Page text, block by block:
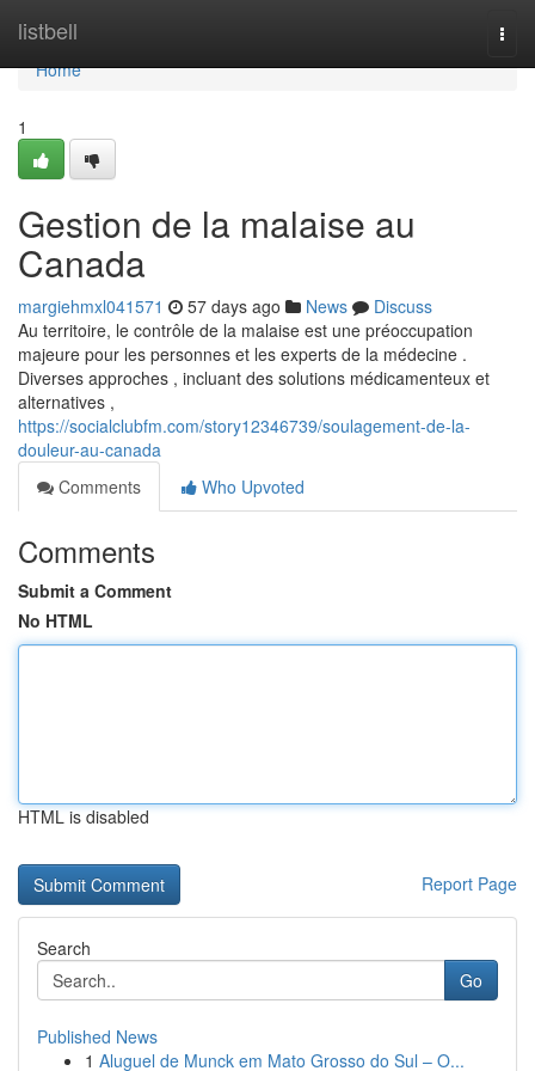
listbell
Home
Home
1
Gestion de la malaise au
Canada
margiehmxl041571 57 days ago News
Discuss
Au territoire, le contrôle de la malaise est une préoccupation
majeure pour les personnes et les experts de la médecine .
Diverses approches , incluant des solutions médicamenteux et
alternatives ,
https://socialclubfm.com/story12346739/soulagement-de-la-
douleur-au-canada
Comments
Who Upvoted
Comments
Submit a Comment
No HTML
HTML is disabled
Report Page
Search
Go
Published News
1 Aluguel de Munck em Mato Grosso do Sul – O...